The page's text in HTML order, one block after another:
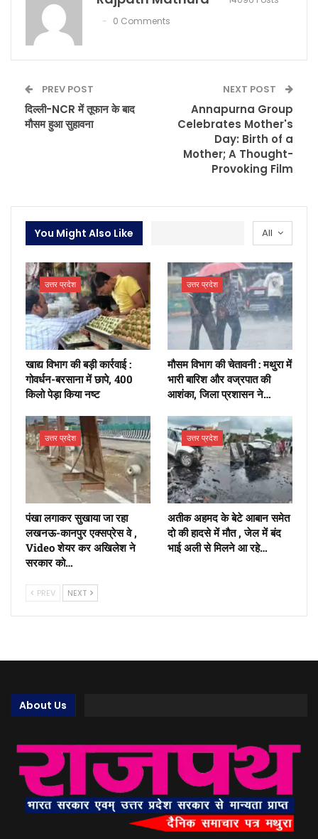
0 Comments
PREV POST
दिल्ली-NCR में तूफान के बाद
मौसम हुआ सुहावना
NEXT POST
Annapurna Group
Celebrates Mother's
Day: Birth of a
Mother; A Thought-
Provoking Film
All
You Might Also Like
उत्तर प्रदेश
खाद्य विभाग की बड़ी कार्रवाई :
गोवर्धन-बरसाना में छापे, 400
किलो पेड़ा किया नष्ट
उत्तर प्रदेश
मौसम विभाग की चेतावनी : मथुरा में
भारी बारिश और वज्रपात की
आशंका, जिला प्रशासन ने…
उत्तर प्रदेश
पंखा लगाकर सुखाया जा रहा
लखनऊ-कानपुर एक्सप्रेस वे ,
Video शेयर कर अखिलेश ने
सरकार को…
उत्तर प्रदेश
अतीक अहमद के बेटे आबान समेत
दो की हादसे में मौत , जेल में बंद
भाई अली से मिलने आ रहे…
PREV NEXT
About Us